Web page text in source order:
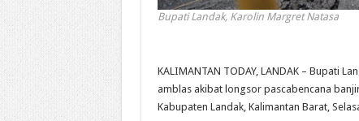
Bupati Landak, Karolin Margret Natasa
KALIMANTAN TODAY, LANDAK – Bupati
amblas akibat longsor pascabencana
Kabupaten Landak, Kalimantan Barat,